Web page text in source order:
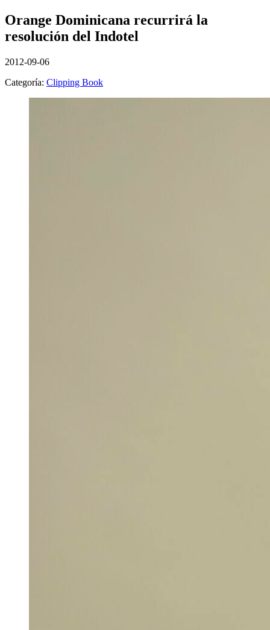
Orange Dominicana recurrirá la
resolución del Indotel
2012-09-06
Categoría: Clipping Book